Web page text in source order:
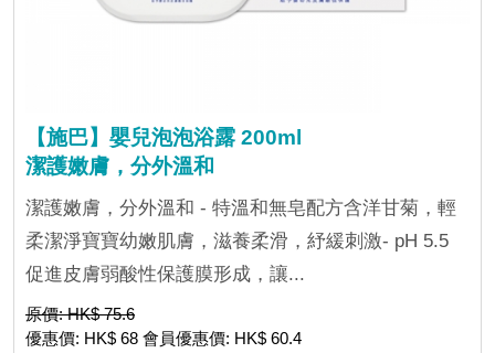
【施巴】嬰兒泡泡浴露 200ml
潔護嫩膚，分外溫和
潔護嫩膚，分外溫和 - 特溫和無皂配方含洋甘菊，輕
柔潔淨寶寶幼嫩肌膚，滋養柔滑，紓緩刺激- pH 5.5
促進皮膚弱酸性保護膜形成，讓...
原價: HK$ 75.6
優惠價: HK$ 68 會員優惠價: HK$ 60.4